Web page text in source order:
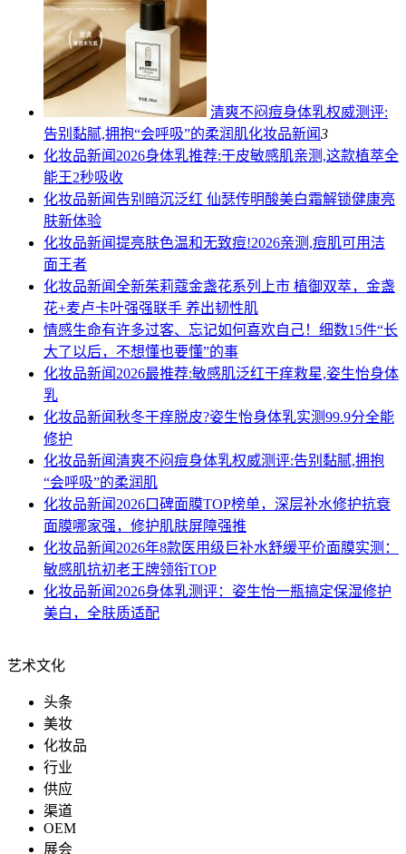
清爽不闷痘身体乳权威测评:
告别黏腻,拥抱“会呼吸”的柔润肌化妆品新闻3
化妆品新闻2026身体乳推荐:干皮敏感肌亲测,这款植萃全
能王2秒吸收
化妆品新闻 告别暗沉泛红 仙瑟传明酸美白霜解锁健康亮
肤新体验
化妆品新闻提亮肤色温和无致痘!2026亲测,痘肌可用洁
面王者
化妆品新闻全新茱莉蔻金盏花系列上市 植御双萃，金盏
花+麦卢卡叶强强联手 养出韧性肌
情感生命有许多过客、忘记如何喜欢自己！细数15件“长
大了以后，不想懂也要懂”的事
化妆品新闻2026最推荐:敏感肌泛红干痒救星,姿生怡身体
乳
化妆品新闻秋冬干痒脱皮?姿生怡身体乳实测99.9分全能
修护
化妆品新闻清爽不闷痘身体乳权威测评:告别黏腻,拥抱
“会呼吸”的柔润肌
化妆品新闻2026口碑面膜TOP榜单，深层补水修护抗衰
面膜哪家强，修护肌肤屏障强推
化妆品新闻2026年8款医用级巨补水舒缓平价面膜实测：
敏感肌抗初老王牌领衔TOP
化妆品新闻2026身体乳测评：姿生怡一瓶搞定保湿修护
美白，全肤质适配
艺术文化
头条
美妆
化妆品
行业
供应
渠道
OEM
展会